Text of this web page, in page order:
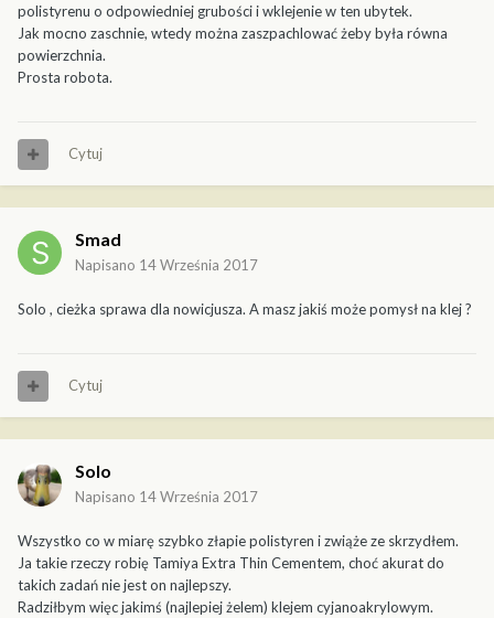
polistyrenu o odpowiedniej grubości i wklejenie w ten ubytek.
Jak mocno zaschnie, wtedy można zaszpachlować żeby była równa
powierzchnia.
Prosta robota.
Cytuj
Smad
Napisano 14 Września 2017
Solo , cieżka sprawa dla nowicjusza. A masz jakiś może pomysł na klej ?
Cytuj
Solo
Napisano 14 Września 2017
Wszystko co w miarę szybko złapie polistyren i zwiąże ze skrzydłem.
Ja takie rzeczy robię Tamiya Extra Thin Cementem, choć akurat do
takich zadań nie jest on najlepszy.
Radziłbym więc jakimś (najlepiej żelem) klejem cyjanoakrylowym.